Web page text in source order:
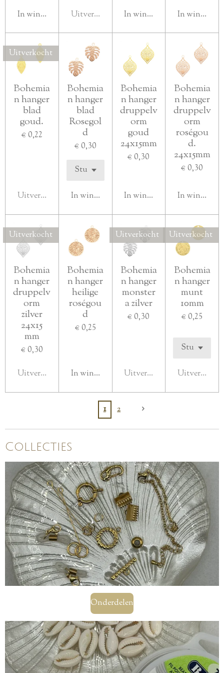
In winkelwagenUitverkocht In winkelwagenIn
Uitverkocht
Bohemia
n hanger
blad
goud.
€ 0,22
Uitverkocht
Bohemia
n hanger
blad
Rosegol
d
€ 0,30
In winkelwagen
Bohemia
n hanger
druppelv
orm
goud
24x15mm
€ 0,30
In winkelwagen
Bohemia
n hanger
druppelv
orm
roségou
d.
24x15mm
€ 0,30
In
Uitverkocht
Bohemia
n hanger
druppelv
orm
zilver
24x15
mm
€ 0,30
Uitverkocht
Bohemia
n hanger
heilige
roségou
d
€ 0,25
In winkelwagen
Uitverkocht
Bohemia
n hanger
monster
a zilver
€ 0,30
Uitverkocht
Uitverkocht
Bohemia
n hanger
munt
10mm
€ 0,25
Uitverkocht
1 2
Collecties
Onderdelen